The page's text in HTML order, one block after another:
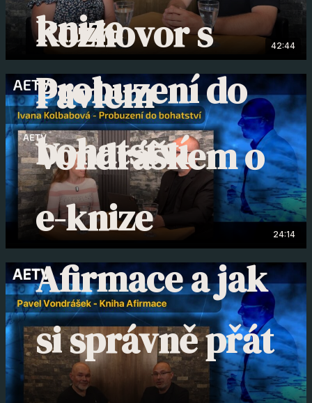
42:44
knize
Probuzení do
bohatství
24:14
Rozhovor s
Pavlem
Vondráškem o
e-knize
Afirmace a jak
si správně přát